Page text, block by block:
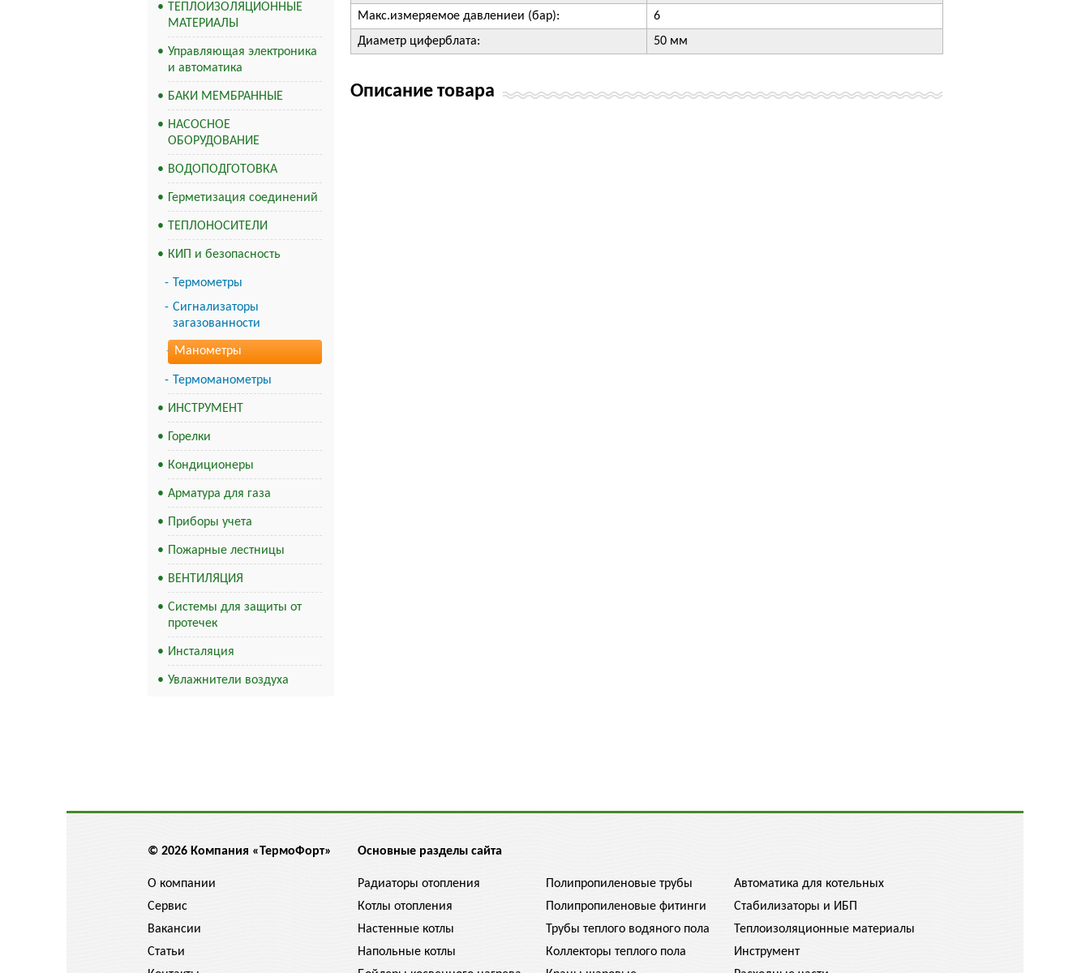
ТЕПЛОИЗОЛЯЦИОННЫЕ
МАТЕРИАЛЫ
Управляющая электроника
и автоматика
БАКИ МЕМБРАННЫЕ
НАСОСНОЕ
ОБОРУДОВАНИЕ
ВОДОПОДГОТОВКА
Герметизация соединений
ТЕПЛОНОСИТЕЛИ
КИП и безопасность
Термометры
Сигнализаторы
загазованности
Манометры
Термоманометры
ИНСТРУМЕНТ
Горелки
Кондиционеры
Арматура для газа
Приборы учета
Пожарные лестницы
ВЕНТИЛЯЦИЯ
Системы для защиты от
протечек
Инсталяция
Увлажнители воздуха
Макс.измеряемое давлениеи (бар):
6
Диаметр циферблата:
50 мм
Описание товара
© 2026 Компания «ТермоФорт»
О компании
Сервис
Вакансии
Статьи
Основные разделы сайта
Радиаторы отопления
Котлы отопления
Настенные котлы
Напольные котлы
Полипропиленовые трубы
Полипропиленовые фитинги
Трубы теплого водяного пола
Коллекторы теплого пола
Автоматика для котельных
Стабилизаторы и ИБП
Теплоизоляционные материалы
Инструмент